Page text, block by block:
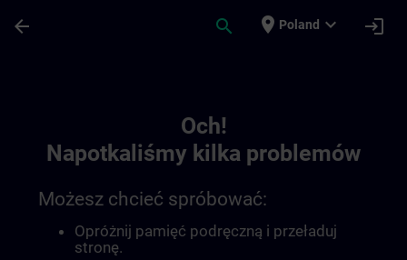
arrow_back search place Poland expand_more login
Och!
Napotkaliśmy kilka problemów
Możesz chcieć spróbować:
Opróżnij pamięć podręczną i przeładuj
stronę.